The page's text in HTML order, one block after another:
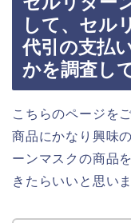
して、セル
代引の支払
かを調査し
こちらのページを
商品にかなり興味
ーンマスクの商品
きたらいいと思い